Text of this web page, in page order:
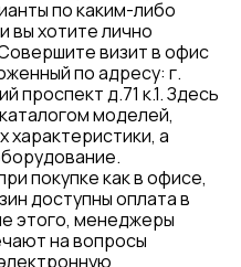
по каким-либо
вы хотите лично
визит в офис
по адресу: г.
проспект д.71 к.1. Здесь
моделей,
характеристики, а
покупке как в офисе,
доступны оплата в
этого, менеджеры
на вопросы